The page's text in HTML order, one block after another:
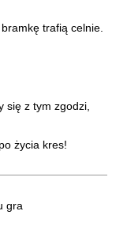
trafią celnie.
się z tym zgodzi,
życia kres!
gra